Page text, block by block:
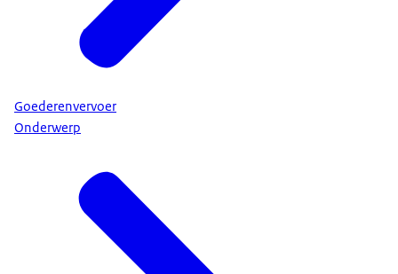
Goederenvervoer
Onderwerp